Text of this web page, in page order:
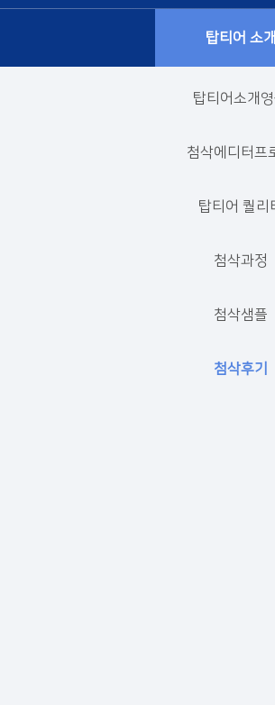
탑티어 소개
탑티어소개
첨삭에디터프
탑티어 퀄리
첨삭과정
첨삭샘플
첨삭후기